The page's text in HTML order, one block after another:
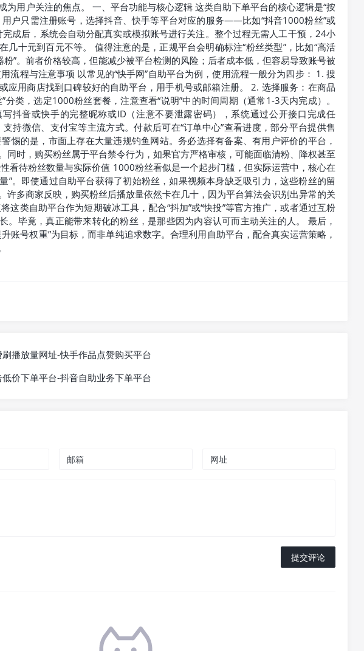
为用户关注的焦点。 一、平台功能与核心逻辑 这类自助下单平台的核心逻辑是“按
用户只需注册账号，选择抖音、快手等平台对应的服务——比如“抖音1000粉丝”或
完成后，系统会自动分配真实或模拟账号进行关注。整个过程无需人工干预，24小
几十元到百元不等。 值得注意的是，正规平台会明确标注“粉丝类型”，比如“高活
粉”。前者价格较高，但能减少被平台检测的风险；后者成本低，但容易导致账号被
流程与注意事项 以常见的“快手网”自助平台为例，使用流程一般分为四步： 1. 搜
应用商店找到口碑较好的自助平台，用手机号或邮箱注册。 2. 选择服务：在商品
分类，选定1000粉丝套餐，注意查看“说明”中的时间周期（通常1-3天内完成）。
抖音或快手的完整昵称或ID（注意不要泄露密码），系统通过公开接口完成任
持微信、支付宝等主流方式。付款后可在“订单中心”查看进度，部分平台提供售
惕的是，市面上存在大量违规钓鱼网站。务必选择有备案、有用户评价的平台，
同时，购买粉丝属于平台禁令行为，如果官方严格审核，可能面临清粉、降权甚至
看待粉丝数量与实际价值 1000粉丝看似是一个起步门槛，但实际运营中，核心在
”。即使通过自助平台获得了初始粉丝，如果视频本身缺乏吸引力，这些粉丝的留
许多商家反映，购买粉丝后播放量依然卡在几十，因为平台算法会识别出异常的关
这类自助平台作为短期破冰工具，配合“抖加”或“快投”等官方推广，或者通过互粉
。毕竟，真正能带来转化的粉丝，是那些因为内容认可而主动关注的人。 最后，
账号权重”为目标，而非单纯追求数字。合理利用自助平台，配合真实运营策略，
播放量网址-快手作品点赞购买平台
价下单平台-抖音自助业务下单平台